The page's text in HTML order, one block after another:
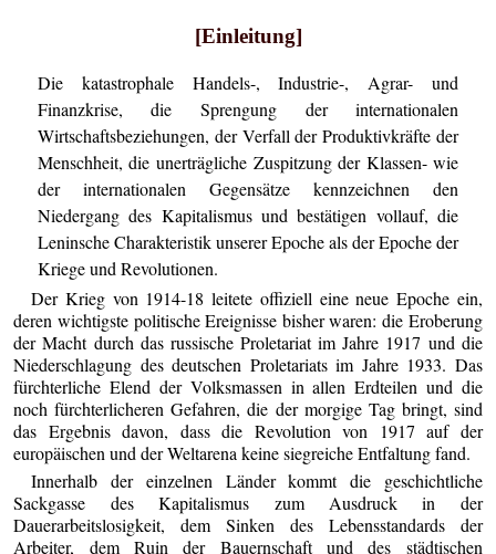
[Einleitung]
Die katastrophale Handels-, Industrie-, Agrar- und
Finanzkrise, die Sprengung der internationalen
Wirtschaftsbeziehungen, der Verfall der Produktivkräfte der
Menschheit, die unerträgliche Zuspitzung der Klassen- wie
der internationalen Gegensätze kennzeichnen den
Niedergang des Kapitalismus und bestätigen vollauf, die
Leninsche Charakteristik unserer Epoche als der Epoche der
Kriege und Revolutionen.
Der Krieg von 1914-18 leitete offiziell eine neue Epoche ein,
deren wichtigste politische Ereignisse bisher waren: die Eroberung
der Macht durch das russische Proletariat im Jahre 1917 und die
Niederschlagung des deutschen Proletariats im Jahre 1933. Das
fürchterliche Elend der Volksmassen in allen Erdteilen und die
noch fürchterlicheren Gefahren, die der morgige Tag bringt, sind
das Ergebnis davon, dass die Revolution von 1917 auf der
europäischen und der Weltarena keine siegreiche Entfaltung fand.
Innerhalb der einzelnen Länder kommt die geschichtliche
Sackgasse des Kapitalismus zum Ausdruck in der
Dauerarbeitslosigkeit, dem Sinken des Lebensstandards der
Arbeiter, dem Ruin der Bauernschaft und des städtischen